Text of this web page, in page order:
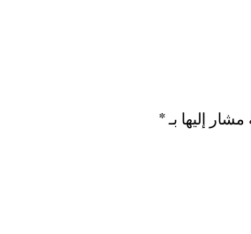
إليها بـ*